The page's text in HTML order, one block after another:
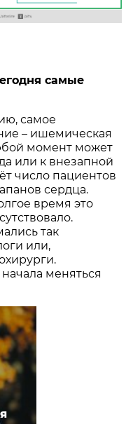
самые
самое
– ишемическая
момент может
или к внезапной
число пациентов
сердца.
время это
так
или,
меняться